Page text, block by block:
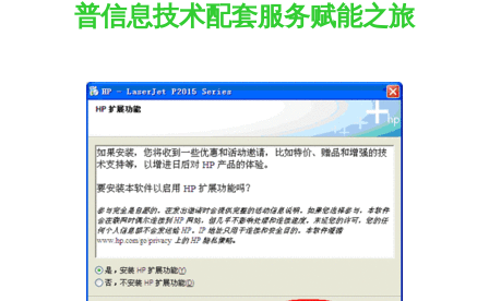
普信息技术配套服务赋能之旅